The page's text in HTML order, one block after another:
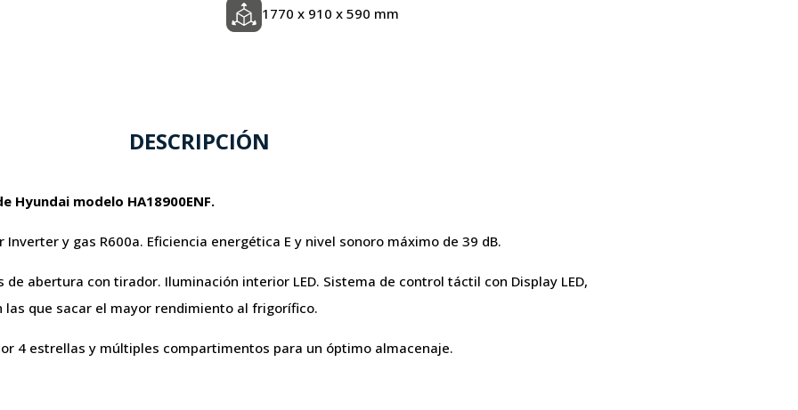
1770 x 910 x 590 mm
DESCRIPCIÓN
Hyundai modelo HA18900ENF.
y gas R600a. Eficiencia energética E y nivel sonoro máximo de 39 dB.
abertura con tirador. Iluminación interior LED. Sistema de control táctil con Display LED,
que sacar el mayor rendimiento al frigorífico.
4 estrellas y múltiples compartimentos para un óptimo almacenaje.